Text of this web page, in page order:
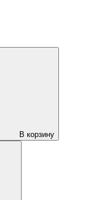
В корзину